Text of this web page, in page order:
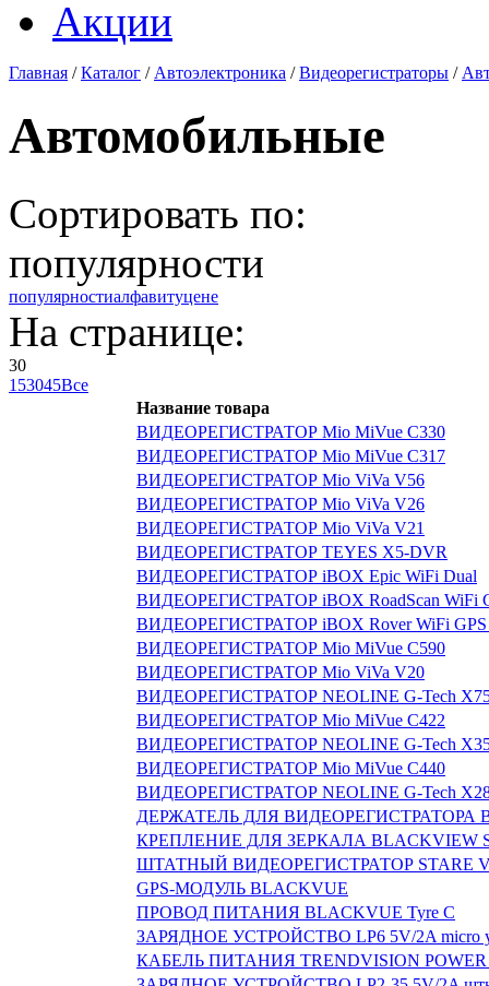
Акции
Главная /Каталог / Автоэлектроника /Видеорегистраторы /
Автомобильные
Сортировать по:
популярности
популярностиалфавитуцене
На странице:
30
153045Все
Название товара
ВИДЕОРЕГИСТРАТОР Mio MiVue C330
ВИДЕОРЕГИСТРАТОР Mio MiVue C317
ВИДЕОРЕГИСТРАТОР Mio ViVa V56
ВИДЕОРЕГИСТРАТОР Mio ViVa V26
ВИДЕОРЕГИСТРАТОР Mio ViVa V21
ВИДЕОРЕГИСТРАТОР TEYES X5-DVR
ВИДЕОРЕГИСТРАТОР iBOX Epic WiFi Dual
ВИДЕОРЕГИСТРАТОР iBOX RoadScan WiFi
ВИДЕОРЕГИСТРАТОР iBOX Rover WiFi GPS
ВИДЕОРЕГИСТРАТОР Mio MiVue C590
ВИДЕОРЕГИСТРАТОР Mio ViVa V20
ВИДЕОРЕГИСТРАТОР NEOLINE G-Tech
ВИДЕОРЕГИСТРАТОР Mio MiVue C422
ВИДЕОРЕГИСТРАТОР NEOLINE G-Tech
ВИДЕОРЕГИСТРАТОР Mio MiVue C440
ВИДЕОРЕГИСТРАТОР NEOLINE G-Tech
ДЕРЖАТЕЛЬ ДЛЯ ВИДЕОРЕГИСТРАТОРА
КРЕПЛЕНИЕ ДЛЯ ЗЕРКАЛА BLACKVIEW
ШТАТНЫЙ ВИДЕОРЕГИСТРАТОР STARE
GPS-МОДУЛЬ BLACKVUE
ПРОВОД ПИТАНИЯ BLACKVUE Tyre C
ЗАРЯДНОЕ УСТРОЙСТВО LP6 5V/2A micro
КАБЕЛЬ ПИТАНИЯ TRENDVISION POWER